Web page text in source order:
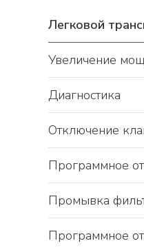
Легковой
Увеличение
Диагностика
Отключение
Программное
Промывка
Программное